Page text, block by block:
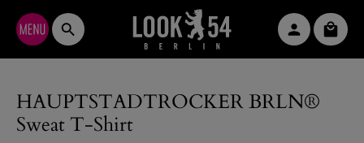
Zum Hauptinhalt springen
HAUPTSTADTROCKER BRLN®
Sweat T-Shirt